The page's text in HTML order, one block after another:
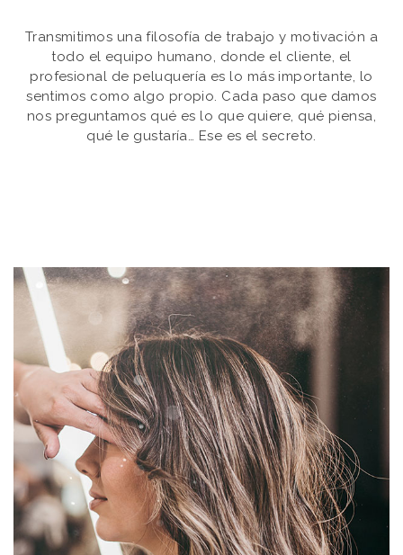
Transmitimos una filosofía de trabajo y motivación a
todo el equipo humano, donde el cliente, el
profesional de peluquería es lo más importante, lo
sentimos como algo propio. Cada paso que damos
nos preguntamos qué es lo que quiere, qué piensa,
qué le gustaría… Ese es el secreto.